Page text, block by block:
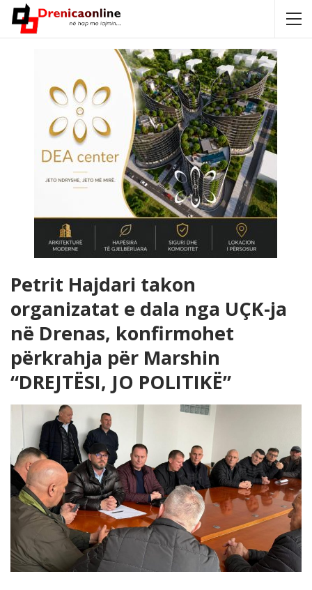
Petrit Hajdari takon
organizatat e dala nga UÇK-ja
në Drenas, konfirmohet
përkrahja për Marshin
“DREJTËSI, JO POLITIKË”